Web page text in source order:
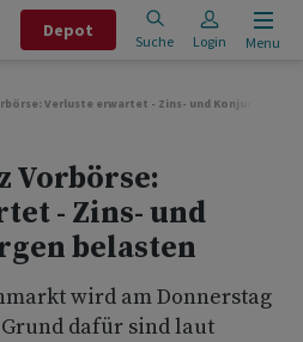
Depot
Suche Login Menu
Verluste erwartet - Zins- und
Vorbörse:
- Zins- und
belasten
wird am Donnerstag
dafür sind laut